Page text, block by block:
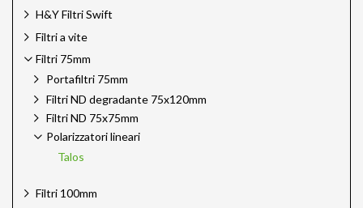
H&Y Filtri Swift
Filtri a vite
Filtri 75mm
Portafiltri 75mm
Filtri ND degradante 75x120mm
Filtri ND 75x75mm
Polarizzatori lineari
Talos
Filtri 100mm